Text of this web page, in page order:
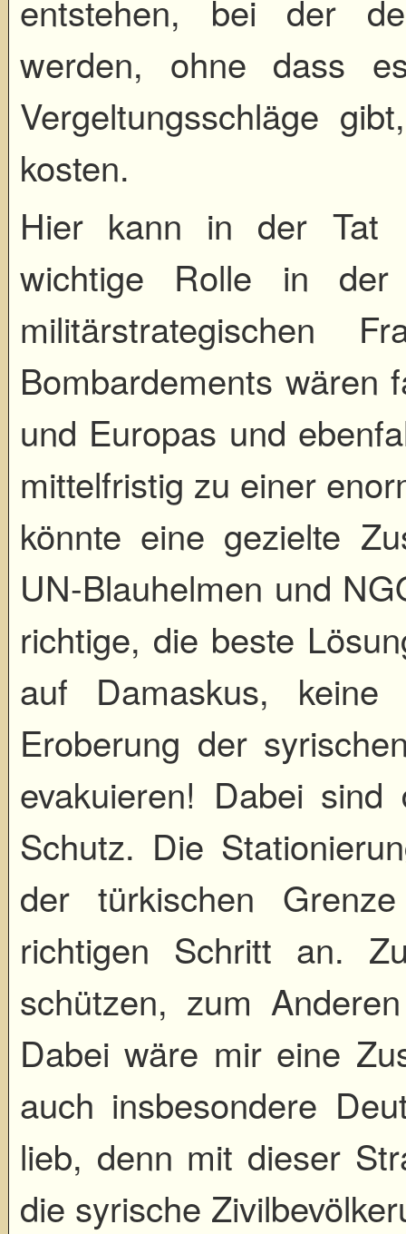
entstehen, bei der
werden, ohne dass
Vergeltungsschläge
kosten.
Hier kann in der Tat
wichtige Rolle in
militärstrategischen
Bombardements wären
und Europas und
mittelfristig zu einer
könnte eine gezielte
UN-Blauhelmen und
richtige, die beste
auf Damaskus, keine
Eroberung der
evakuieren! Dabei sind
Schutz. Die
der türkischen
richtigen Schritt an.
schützen, zum
Dabei wäre mir eine
auch insbesondere
lieb, denn mit dieser
die syrische